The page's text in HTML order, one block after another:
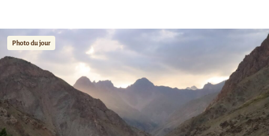
Photo du jour